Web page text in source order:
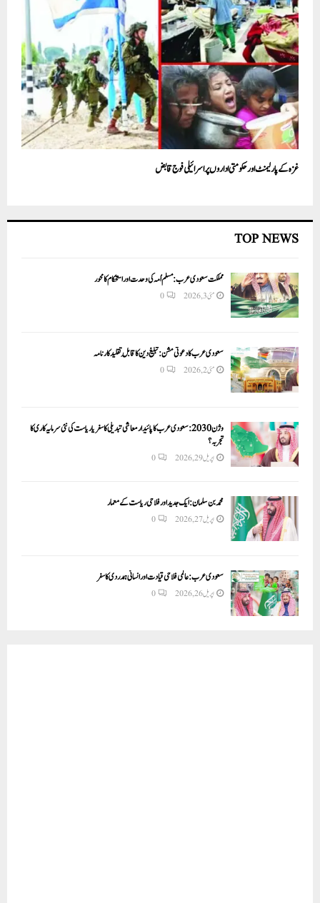
غزہ کے پارلیمنٹ اور حکومتی اداروں پراسرائیلی فوج قابض
TOP NEWS
مملکت سعودی عرب: مسلم اُمہ کی وحدت اور استحکام کا محور
مئی 3, 2026 0
سعودی عرب کا دعوتی مشن: تبلیغ دین کا قابلِ تقلید کارنامہ
مئی 2, 2026 0
وژن 2030:سعودی عرب کا پائیدار معاشی تبدیلی کا سفر یا ریاست کی نئی سرمایہ کاری کا
تجربہ؟
اپریل 29, 2026 0
محمد بن سلمان: ایک جدید اور فلاحی ریاست کے معمار
اپریل 27, 2026 0
سعودی عرب: عالمی فلاحی قیادت اور انسانی ہمدردی کا سفر
اپریل 26, 2026 0